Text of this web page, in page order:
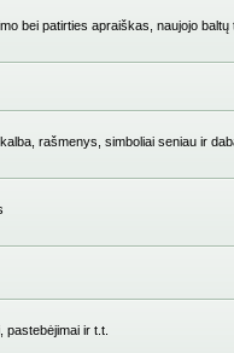
bei patirties apraiškas, naujojo
rašmenys, simboliai seniau ir
ir t.t.